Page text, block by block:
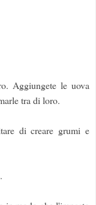
Aggiungete le uova
tra di loro.
di creare grumi e